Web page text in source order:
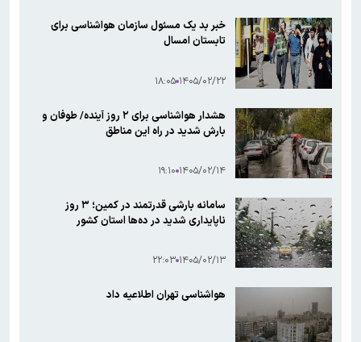
خبر بد یک مسئول سازمان هواشناسی برای
تابستان امسال
۱۴۰۵/۰۲/۲۲ ۱۸:۰۵
هشدار هواشناسی برای ۲ روز آینده/ طوفان و
بارش شدید در راه این مناطق
۱۴۰۵/۰۲/۱۴ ۱۹:۱۰
سامانه بارشی قدرتمند در کمین؛ ۳ روز
ناپایداری شدید در ده‌ها استان کشور
۱۴۰۵/۰۲/۱۳ ۲۲:۰۳
هواشناسی تهران اطلاعیه داد